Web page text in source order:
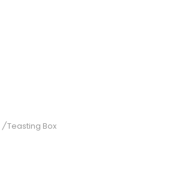
/Teasting Box